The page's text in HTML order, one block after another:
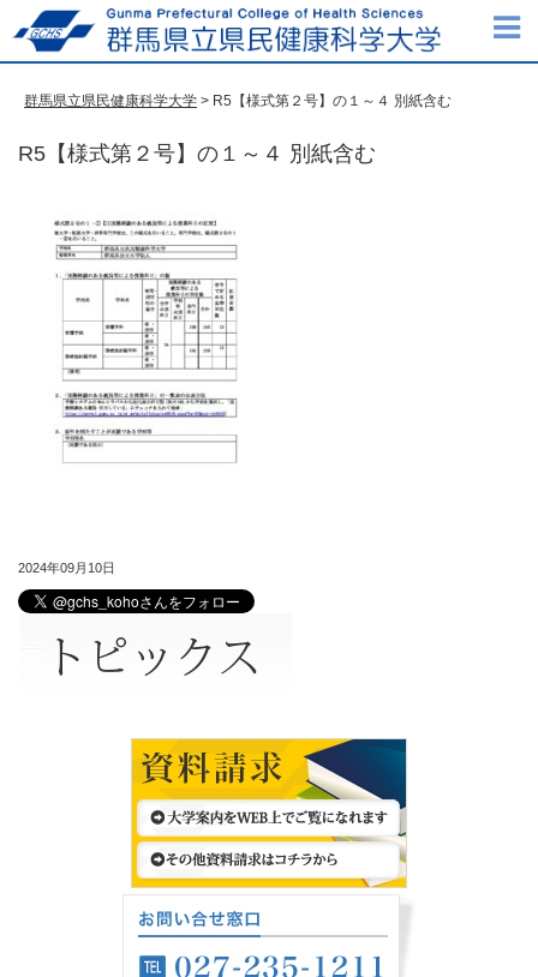
群馬県立県民健康科学大学 > R5【様式第２号】の１～４ 別紙含む
R5【様式第２号】の１～４ 別紙含む
2024年09月10日